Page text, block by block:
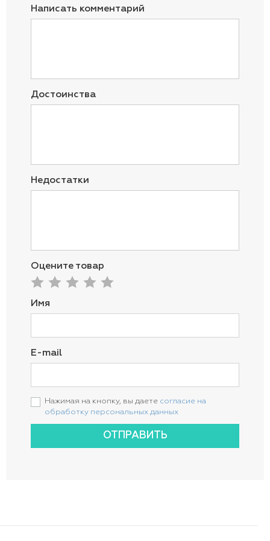
Написать комментарий
Достоинства
Недостатки
Оцените товар
Имя
E-mail
Нажимая на кнопку, вы даете согласие на
обработку персональных данных
ОТПРАВИТЬ